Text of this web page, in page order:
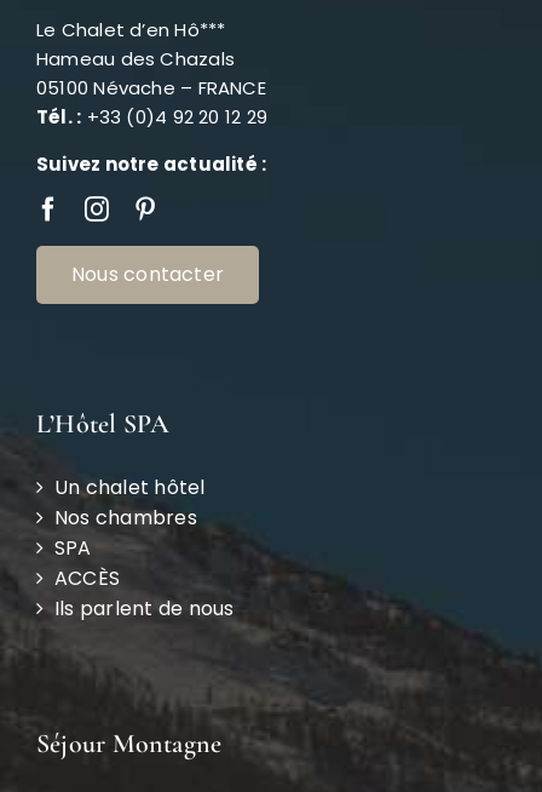
Le Chalet d’en Hô***
Hameau des Chazals
05100 Névache – FRANCE
Tél. : +33 (0)4 92 20 12 29
Suivez notre actualité :
Nous contacter
L’Hôtel SPA
Un chalet hôtel
Nos chambres
SPA
ACCÈS
Ils parlent de nous
Séjour Montagne